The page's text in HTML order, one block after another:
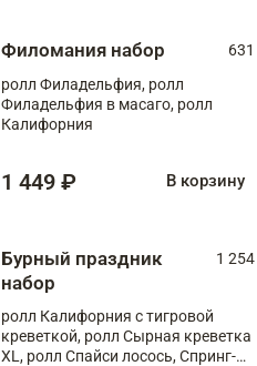
Филомания набор
631
ролл Филадельфия, ролл
Филадельфия в масаго, ролл
Калифорния
1 449 ₽ В корзину
Бурный праздник
набор
1 254
ролл Калифорния с тигровой
креветкой, ролл Сырная креветка
XL, ролл Спайси лосось, Спринг-